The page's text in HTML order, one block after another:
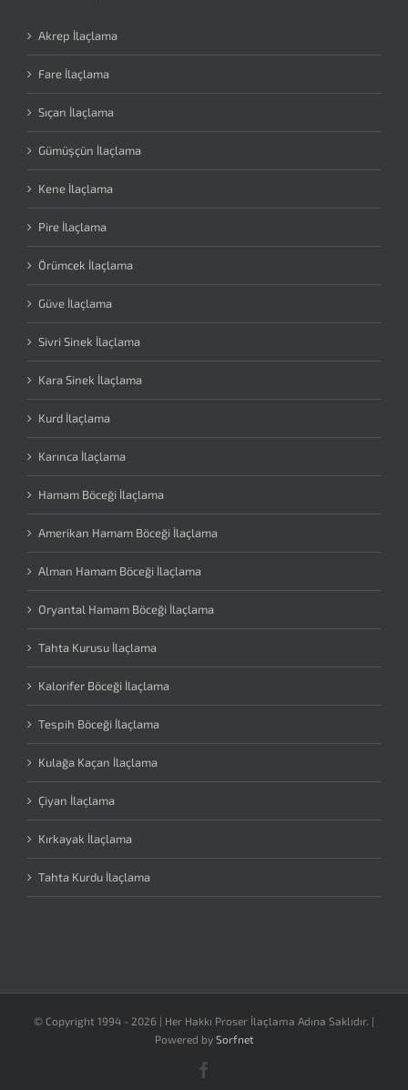
Akrep İlaçlama
Fare İlaçlama
Sıçan İlaçlama
Gümüşçün İlaçlama
Kene İlaçlama
Pire İlaçlama
Örümcek İlaçlama
Güve İlaçlama
Sivri Sinek İlaçlama
Kara Sinek İlaçlama
Kurd İlaçlama
Karınca İlaçlama
Hamam Böceği İlaçlama
Amerikan Hamam Böceği İlaçlama
Alman Hamam Böceği İlaçlama
Oryantal Hamam Böceği İlaçlama
Tahta Kurusu İlaçlama
Kalorifer Böceği İlaçlama
Tespih Böceği İlaçlama
Kulağa Kaçan İlaçlama
Çiyan İlaçlama
Kırkayak İlaçlama
Tahta Kurdu İlaçlama
© Copyright 1994 - 2026 | Her Hakkı Proser İlaçlama Adına Saklıdır. |
Powered by Sorfnet